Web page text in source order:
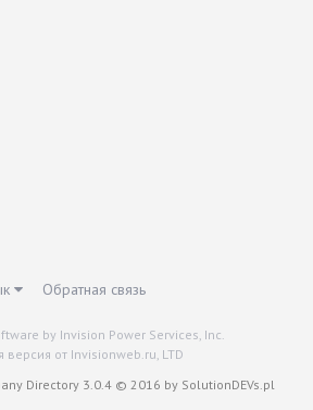
Обратная связь
by Invision Power Services, Inc.
версия от Invisionweb.ru, LTD
Directory 3.0.4 © 2016 by SolutionDEVs.pl